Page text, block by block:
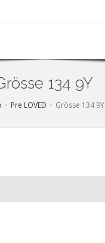
134 9Y
Pre LOVED Grösse 134 9Y